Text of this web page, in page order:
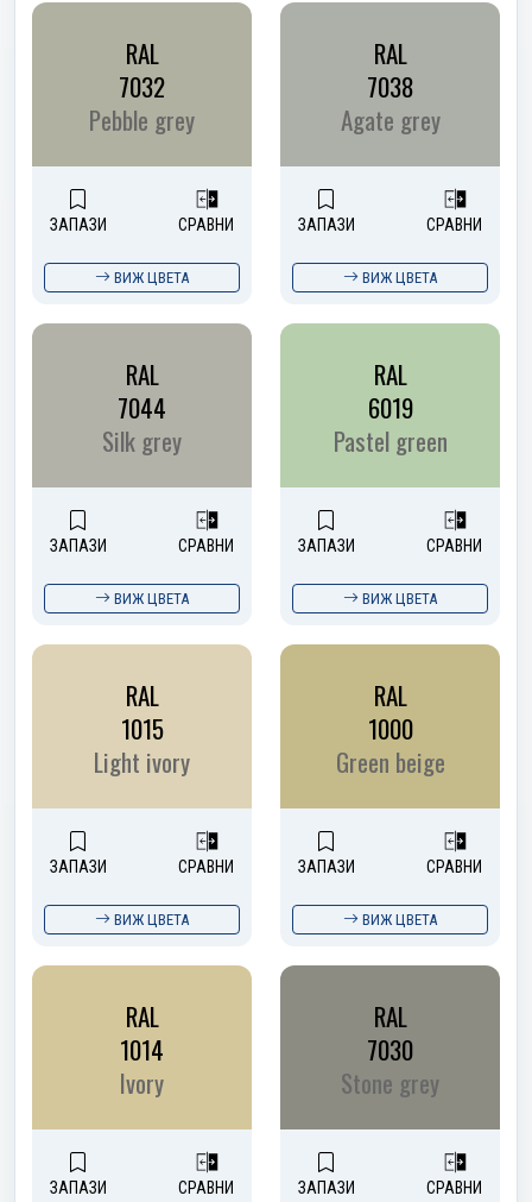
RAL
7032
Pebble grey
ЗАПАЗИ СРАВНИ
ВИЖ ЦВЕТА
RAL
7038
Agate grey
ЗАПАЗИ СРАВНИ
ВИЖ ЦВЕТА
RAL
7044
Silk grey
ЗАПАЗИ СРАВНИ
ВИЖ ЦВЕТА
RAL
6019
Pastel green
ЗАПАЗИ СРАВНИ
ВИЖ ЦВЕТА
RAL
1015
Light ivory
ЗАПАЗИ СРАВНИ
ВИЖ ЦВЕТА
RAL
1000
Green beige
ЗАПАЗИ СРАВНИ
ВИЖ ЦВЕТА
RAL
1014
Ivory
ЗАПАЗИ СРАВНИ
RAL
7030
Stone grey
ЗАПАЗИ СРАВНИ